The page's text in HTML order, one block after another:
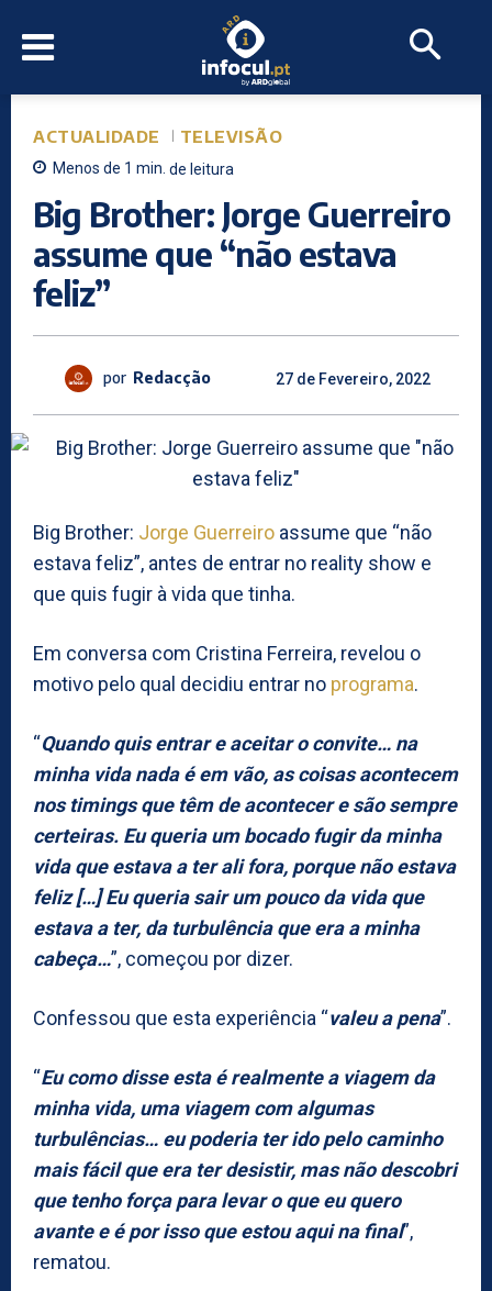
ACTUALIDADE TELEVISÃO
Menos de 1 min. de leitura
Big Brother: Jorge Guerreiro
assume que “não estava
feliz”
por Redacção 27 de Fevereiro, 2022
Big Brother: Jorge Guerreiro assume que “não
estava feliz”, antes de entrar no reality show e
que quis fugir à vida que tinha.
Em conversa com Cristina Ferreira, revelou o
motivo pelo qual decidiu entrar no programa.
“Quando quis entrar e aceitar o convite… na
minha vida nada é em vão, as coisas acontecem
nos timings que têm de acontecer e são sempre
certeiras. Eu queria um bocado fugir da minha
vida que estava a ter ali fora, porque não estava
feliz […] Eu queria sair um pouco da vida que
estava a ter, da turbulência que era a minha
cabeça…”, começou por dizer.
Confessou que esta experiência “valeu a pena”.
“Eu como disse esta é realmente a viagem da
minha vida, uma viagem com algumas
turbulências… eu poderia ter ido pelo caminho
mais fácil que era ter desistir, mas não descobri
que tenho força para levar o que eu quero
avante e é por isso que estou aqui na final”,
rematou.